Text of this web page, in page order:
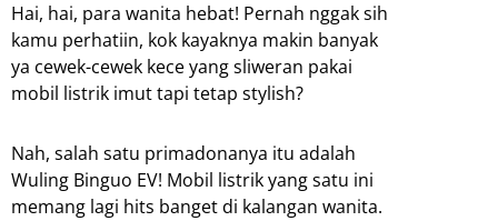
Hai, hai, para wanita hebat! Pernah nggak sih
kamu perhatiin, kok kayaknya makin banyak
ya cewek-cewek kece yang sliweran pakai
mobil listrik imut tapi tetap stylish?
Nah, salah satu primadonanya itu adalah
Wuling Binguo EV! Mobil listrik yang satu ini
memang lagi hits banget di kalangan wanita.